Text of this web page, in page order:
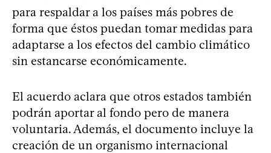
para respaldar a los países más pobres de
forma que éstos puedan tomar medidas para
adaptarse a los efectos del cambio climático
sin estancarse económicamente.
El acuerdo aclara que otros estados también
podrán aportar al fondo pero de manera
voluntaria. Además, el documento incluye la
creación de un organismo internacional